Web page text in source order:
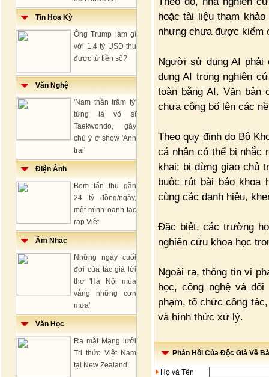
Tin Hoa Kỳ
Ông Trump làm gì
với 1,4 tỷ USD thu
được từ tiền số?
Văn Nghệ
'Nam thần trăm tỷ'
từng là võ sĩ
Taekwondo, gây
chú ý ở show 'Anh
trai'
Điện Ảnh
Bom tấn thu gần
24 tỷ đồng/ngày,
một mình oanh tạc
rạp Việt
Âm Nhạc
Những ngày cuối
đời của tác giả lời
thơ 'Hà Nội mùa
vắng những cơn
mưa'
Văn Học
Ra mắt Mạng lưới
Tri thức Việt Nam
tại New Zealand
hoặc tài liệu tham
nhưng chưa được kiểm
Người sử dụng AI phải
dụng AI trong nghiên
toàn bằng AI. Văn bản
chưa công bố lên các
Theo quy định do Bộ
cá nhân có thể bị nhắc
khai; bị dừng giao chủ
buộc rút bài báo khoa
cùng các danh hiệu,
Đặc biệt, các trường
nghiên cứu khoa học
Ngoài ra, thông tin vi
học, công nghệ và
phạm, tổ chức công
và hình thức xử lý.
Phản Hồi Của Độc Giả Về
Họ và Tên